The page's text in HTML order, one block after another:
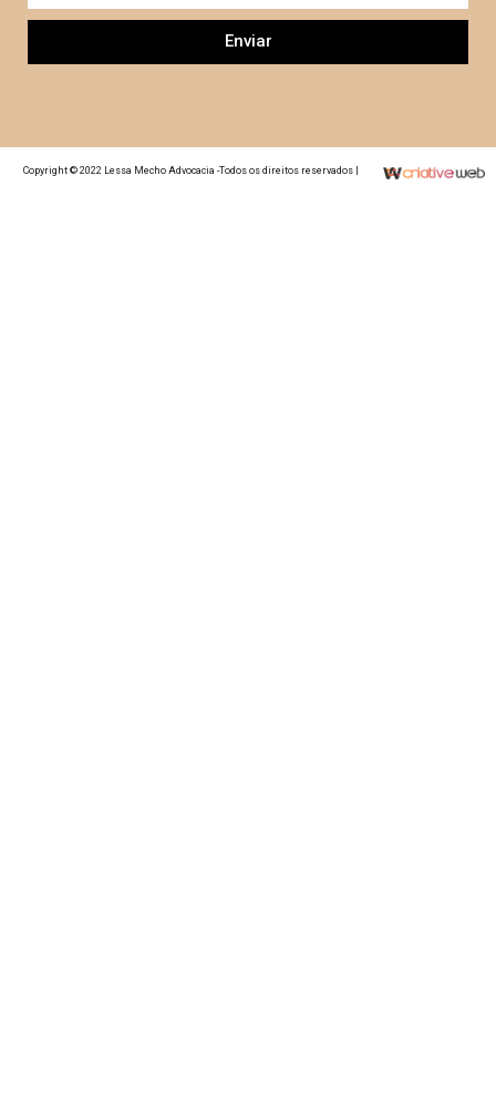
Enviar
Copyright © 2022 Lessa Mecho Advocacia -Todos os direitos reservados |